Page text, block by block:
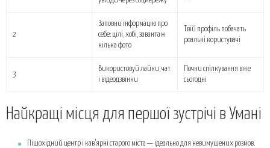
2
Заповни інформацію про
себе: цілі, хобі, завантаж
кілька фото
Твій профіль побачать
реальні користувачі
3
Використовуй лайки, чат
і відеодзвінки
Почни спілкування вже
сьогодні
Найкращі місця для першої зустрічі в Умані
Пішохідний центр і кав’ярні старого міста — ідеально для невимушених розмов.